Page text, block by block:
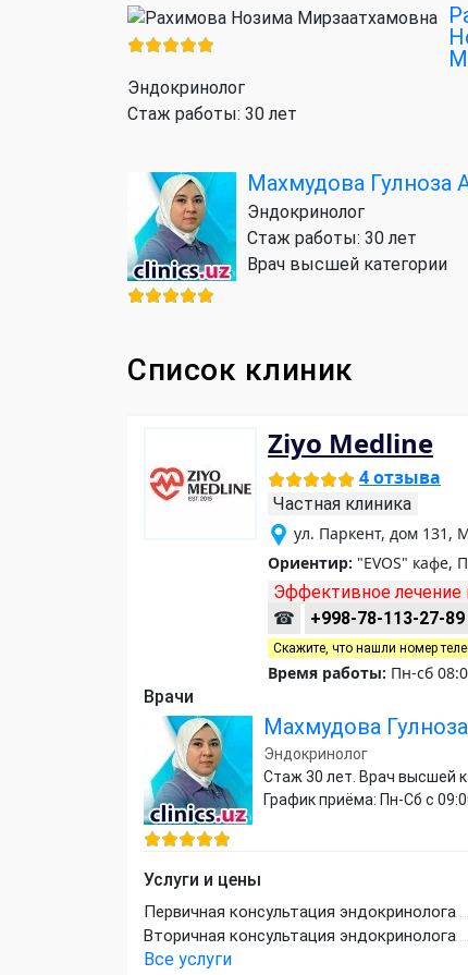
Эндокринолог
Стаж работы: 30 лет
Махмудова Гулноза
Эндокринолог
Стаж работы: 30 лет
Врач высшей категории
Список клиник
Ziyo Medline
4 отзыва
Частная клиника
ул. Паркент, дом 131,
Ориентир: "EVOS" кафе,
Эффективное лечение
☎
+998-78-113-27-89
Скажите, что нашли номер
Время работы: Пн-сб
Врачи
Махмудова
Эндокринолог
Стаж 30 лет. Врач высшей
График приёма: Пн-Сб с
Услуги и цены
Первичная консультация эндокринолога
Вторичная консультация эндокринолога
Все услуги